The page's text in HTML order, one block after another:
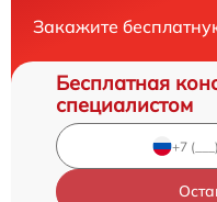
Закажите
Бесплатная
специалистом